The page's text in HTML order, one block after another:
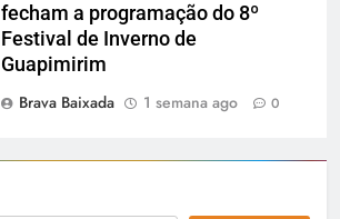
fecham a programação do 8º
Festival de Inverno de
Guapimirim
Brava Baixada
1 semana ago 0